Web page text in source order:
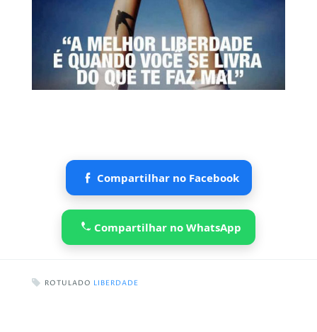
Compartilhar no Facebook
Compartilhar no WhatsApp
ROTULADO LIBERDADE